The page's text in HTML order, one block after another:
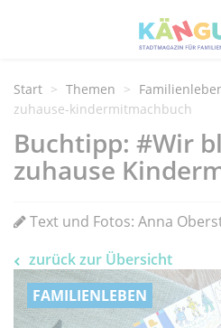
Start Themen
zuhause-kindermitmachbuch
Buchtipp: #Wir
zuhause
Text und Fotos: Anna
zurück zur Übersicht
FAMILIENLEBEN